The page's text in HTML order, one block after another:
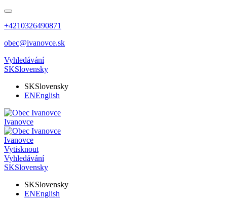
+4210326490871
obec@ivanovce.sk
Vyhledávání
SKSlovensky
SKSlovensky
ENEnglish
Ivanovce
Ivanovce
Vytisknout
Vyhledávání
SKSlovensky
SKSlovensky
ENEnglish